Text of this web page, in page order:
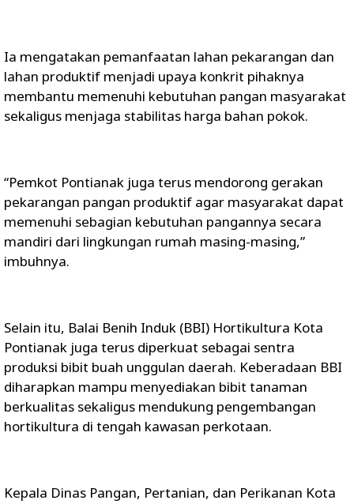
Ia mengatakan pemanfaatan lahan pekarangan dan
lahan produktif menjadi upaya konkrit pihaknya
membantu memenuhi kebutuhan pangan masyarakat
sekaligus menjaga stabilitas harga bahan pokok.
“Pemkot Pontianak juga terus mendorong gerakan
pekarangan pangan produktif agar masyarakat dapat
memenuhi sebagian kebutuhan pangannya secara
mandiri dari lingkungan rumah masing-masing,”
imbuhnya.
Selain itu, Balai Benih Induk (BBI) Hortikultura Kota
Pontianak juga terus diperkuat sebagai sentra
produksi bibit buah unggulan daerah. Keberadaan BBI
diharapkan mampu menyediakan bibit tanaman
berkualitas sekaligus mendukung pengembangan
hortikultura di tengah kawasan perkotaan.
Kepala Dinas Pangan, Pertanian, dan Perikanan Kota